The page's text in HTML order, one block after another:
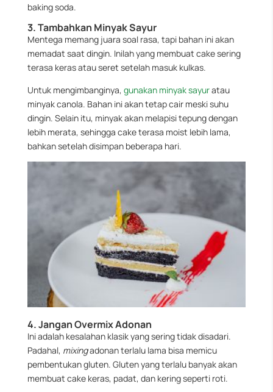
baking soda.
3. Tambahkan Minyak Sayur
Mentega memang juara soal rasa, tapi bahan ini akan
memadat saat dingin. Inilah yang membuat cake sering
terasa keras atau seret setelah masuk kulkas.
Untuk mengimbanginya, gunakan minyak sayuratau
minyak canola. Bahan ini akan tetap cair meski suhu
dingin. Selain itu, minyak akan melapisi tepung dengan
lebih merata, sehingga cake terasa moist lebih lama,
bahkan setelah disimpan beberapa hari.
4. Jangan Overmix Adonan
Ini adalah kesalahan klasik yang sering tidak disadari.
Padahal, mixingadonan terlalu lama bisa memicu
pembentukan gluten. Gluten yang terlalu banyak akan
membuat cake keras, padat, dan kering seperti roti.